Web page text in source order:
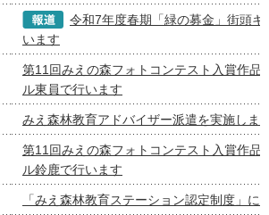
令和7年度春期「緑の募金」街頭キ
います
第11回みえの森フォトコンテスト入賞作品
ル東員で行います
みえ森林教育アドバイザー派遣を実施しま
第11回みえの森フォトコンテスト入賞作品
ル鈴鹿で行います
「みえ森林教育ステーション認定制度」に